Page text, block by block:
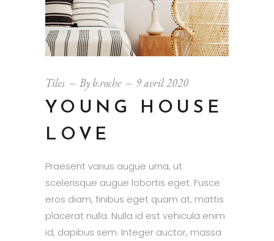
Tiles By b.roche 9 avril 2020
YOUNG HOUSE
LOVE
Praesent varius augue urna, ut
scelerisque augue lobortis eget. Fusce
eros diam, finibus eget quam at, mattis
placerat nulla. Nulla id est vehicula enim
id, dapibus sem. Integer auctor, massa